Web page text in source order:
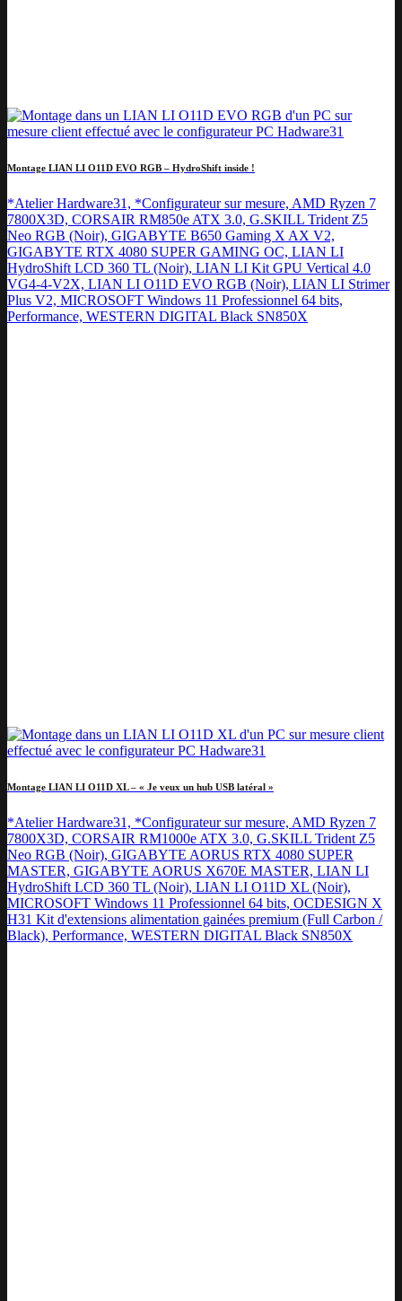
Montage LIAN LI O11D EVO RGB – HydroShift inside !
*Atelier Hardware31, *Configurateur sur mesure, AMD Ryzen 7
7800X3D, CORSAIR RM850e ATX 3.0, G.SKILL Trident Z5
Neo RGB (Noir), GIGABYTE B650 Gaming X AX V2,
GIGABYTE RTX 4080 SUPER GAMING OC, LIAN LI
HydroShift LCD 360 TL (Noir), LIAN LI Kit GPU Vertical 4.0
VG4-4-V2X, LIAN LI O11D EVO RGB (Noir), LIAN LI Strimer
Plus V2, MICROSOFT Windows 11 Professionnel 64 bits,
Performance, WESTERN DIGITAL Black SN850X
Montage LIAN LI O11D XL – « Je veux un hub USB latéral »
*Atelier Hardware31, *Configurateur sur mesure, AMD Ryzen 7
7800X3D, CORSAIR RM1000e ATX 3.0, G.SKILL Trident Z5
Neo RGB (Noir), GIGABYTE AORUS RTX 4080 SUPER
MASTER, GIGABYTE AORUS X670E MASTER, LIAN LI
HydroShift LCD 360 TL (Noir), LIAN LI O11D XL (Noir),
MICROSOFT Windows 11 Professionnel 64 bits, OCDESIGN X
H31 Kit d'extensions alimentation gainées premium (Full Carbon /
Black), Performance, WESTERN DIGITAL Black SN850X